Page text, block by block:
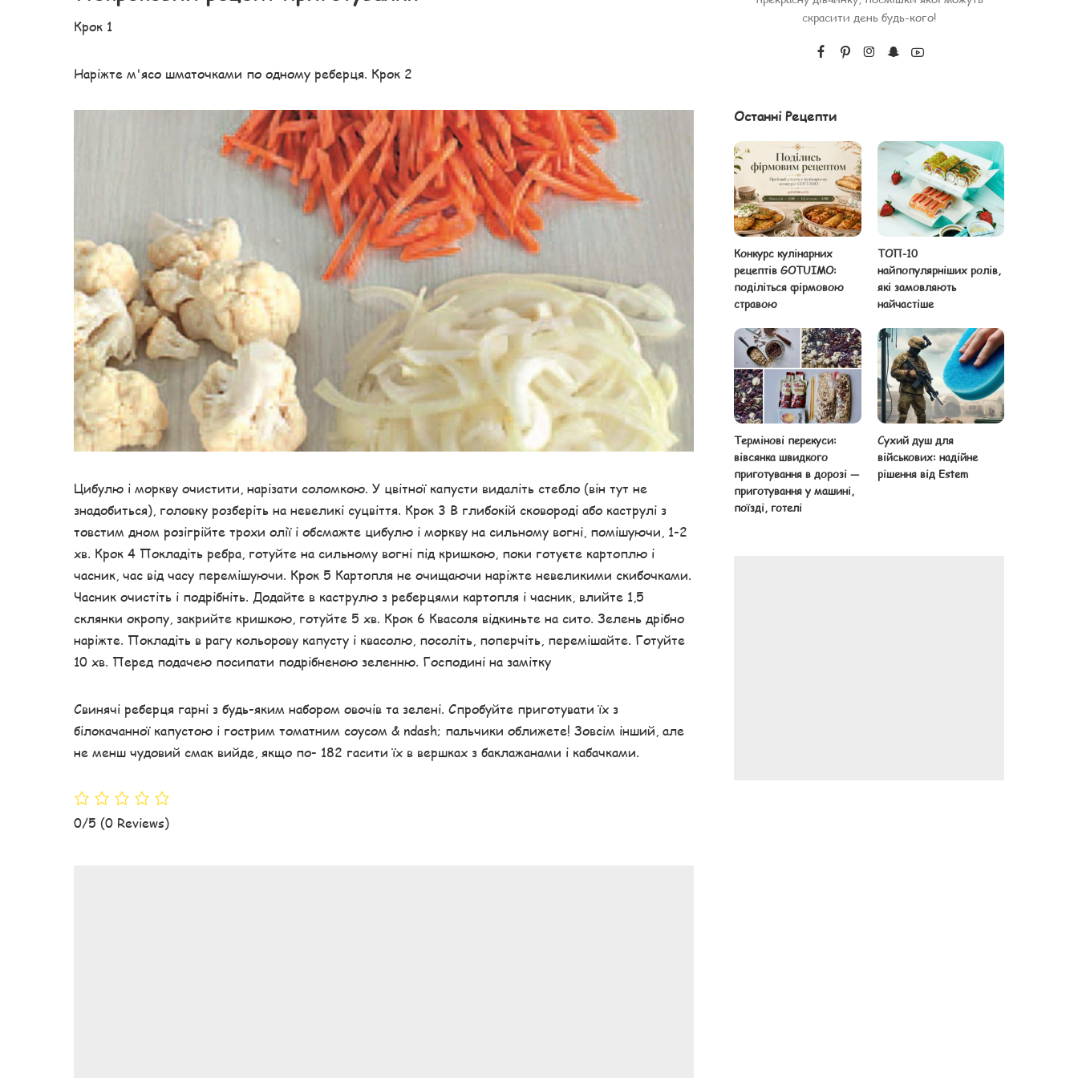
Крок 1
Наріжте м'ясо шматочками по одному реберця. Крок 2
Цибулю і моркву очистити, нарізати соломкою. У цвітної капусти видаліть стебло (він тут не
знадобиться), головку розберіть на невеликі суцвіття. Крок 3 В глибокій сковороді або каструлі з
товстим дном розігрійте трохи олії і обсмажте цибулю і моркву на сильному вогні, помішуючи, 1-2
хв. Крок 4 Покладіть ребра, готуйте на сильному вогні під кришкою, поки готуєте картоплю і
часник, час від часу перемішуючи. Крок 5 Картопля не очищаючи наріжте невеликими скибочками.
Часник очистіть і подрібніть. Додайте в каструлю з реберцями картопля і часник, влийте 1,5
склянки окропу, закрийте кришкою, готуйте 5 хв. Крок 6 Квасоля відкиньте на сито. Зелень дрібно
наріжте. Покладіть в рагу кольорову капусту і квасолю, посоліть, поперчіть, перемішайте. Готуйте
10 хв. Перед подачею посипати подрібненою зеленню. Господині на замітку
Свинячі реберця гарні з будь-яким набором овочів та зелені. Спробуйте приготувати їх з
білокачанної капустою і гострим томатним соусом & ndash; пальчики оближете! Зовсім інший, але
не менш чудовий смак вийде, якщо по- 182 гасити їх в вершках з баклажанами і кабачками.
0/5 (0 Reviews)
скрасити день будь-кого!
Останні Рецепти
Конкурс кулінарних
рецептів GOTUIMO:
поділіться фірмовою
стравою
ТОП-10
найпопулярніших ролів,
які замовляють
найчастіше
Термінові перекуси:
вівсянка швидкого
приготування в дорозі —
приготування у машині,
поїзді, готелі
Сухий душ для
військових: надійне
рішення від Estem